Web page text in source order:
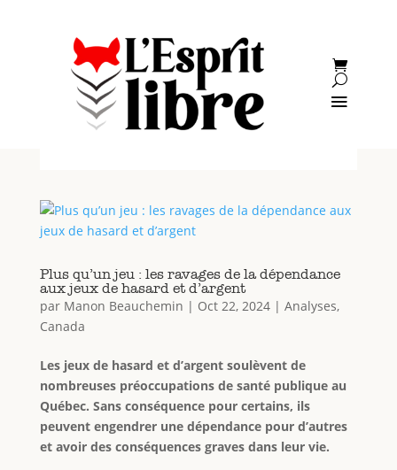
Plus qu’un jeu : les ravages de la dépendance
aux jeux de hasard et d’argent
par Manon Beauchemin | Oct 22, 2024| Analyses,
Canada
Les jeux de hasard et d’argent soulèvent de
nombreuses préoccupations de santé publique au
Québec. Sans conséquence pour certains, ils
peuvent engendrer une dépendance pour d’autres
et avoir des conséquences graves dans leur vie.